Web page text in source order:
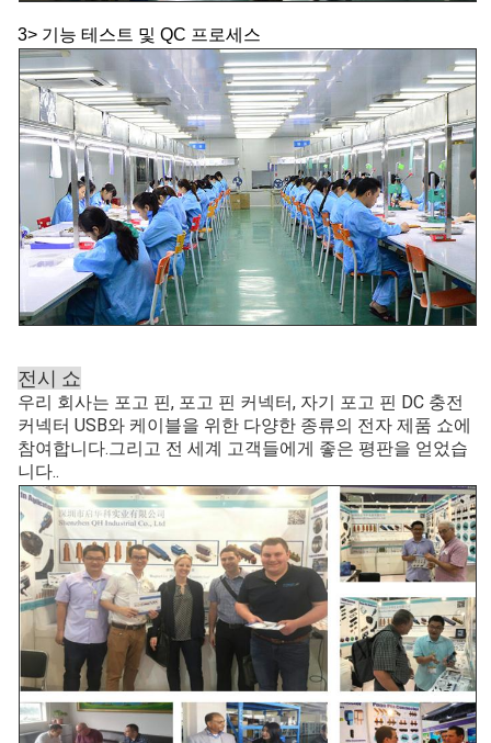
3> 기능 테스트 및 QC 프로세스
전시 쇼
우리 회사는 포고 핀, 포고 핀 커넥터, 자기 포고 핀 DC 충전
커넥터 USB와 케이블을 위한 다양한 종류의 전자 제품 쇼에
참여합니다.그리고 전 세계 고객들에게 좋은 평판을 얻었습
니다..